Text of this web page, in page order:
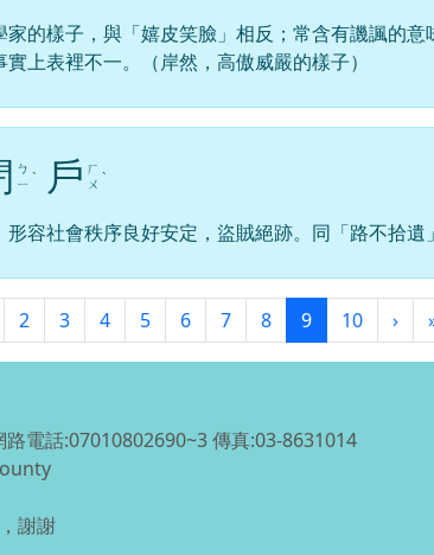
家的樣子，與「嬉皮笑臉」相反；常含有譏諷的意
上表裡不一。（岸然，高傲威嚴的樣子）
ㄅ
ㄧ ˋ 戶 ㄏ
ㄨ ˋ
形容社會秩序良好安定，盜賊絕跡。同「路不拾遺
2 3 4 5 6 7 8 9(目前頁次)
10 ›下
電話:07010802690~3 傳真:03-8631014
謝謝